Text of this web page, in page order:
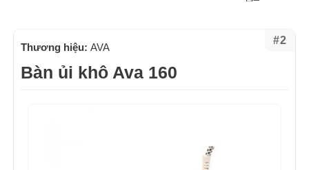
#2
Thương hiệu: AVA
Bàn ủi khô Ava 160